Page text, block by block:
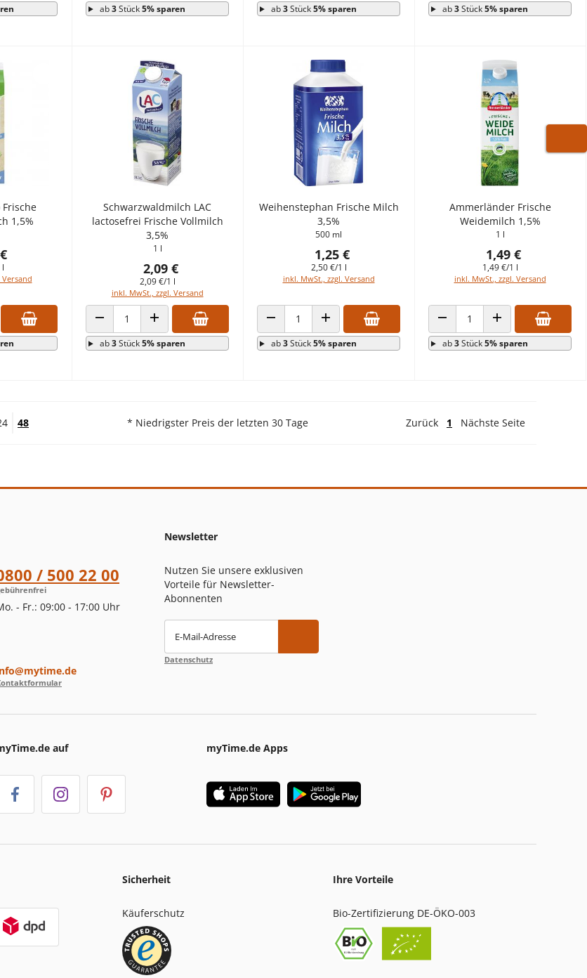
ab3Stück5% sparen ab3Stück5% sparen ab3Stück5% sparen
Frische
1,5%
l
ERHÖHEN
Schwarzwaldmilch LAC
lactosefrei Frische Vollmilch
3,5%
1 l
2,09 €
2,09 €/1 l
inkl. MwSt., zzgl. Versand
ANZAHL VERRINGERNANZAHL ERHÖHEN
ab3Stück5% sparen
Weihenstephan Frische Milch
3,5%
500 ml
1,25 €
2,50 €/1 l
inkl. MwSt., zzgl. Versand
ANZAHL VERRINGERNANZAHL ERHÖHEN
ab3Stück5% sparen
Ammerländer Frische
Weidemilch 1,5%
1 l
1,49 €
1,49 €/1 l
inkl. MwSt., zzgl. Versand
ANZAHL VERRINGERNANZAHL ERHÖHEN
ab3Stück5% sparen
48 * Niedrigster Preis der letzten 30 Tage Zurück 1 Nächste Seite
/ 500 22 00
- Fr.: 09:00 - 17:00 Uhr
Newsletter
Nutzen Sie unsere exklusiven
Vorteile für Newsletter-
Abonnenten
E-Mail-Adresse
Datenschutz
auf myTime.de Apps
Sicherheit
Käuferschutz
Ihre Vorteile
Bio-Zertifizierung DE-ÖKO-003